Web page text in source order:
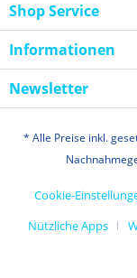
Shop Service
Informationen
Newsletter
* Alle Preise inkl.
Cookie-
Nützliche Apps